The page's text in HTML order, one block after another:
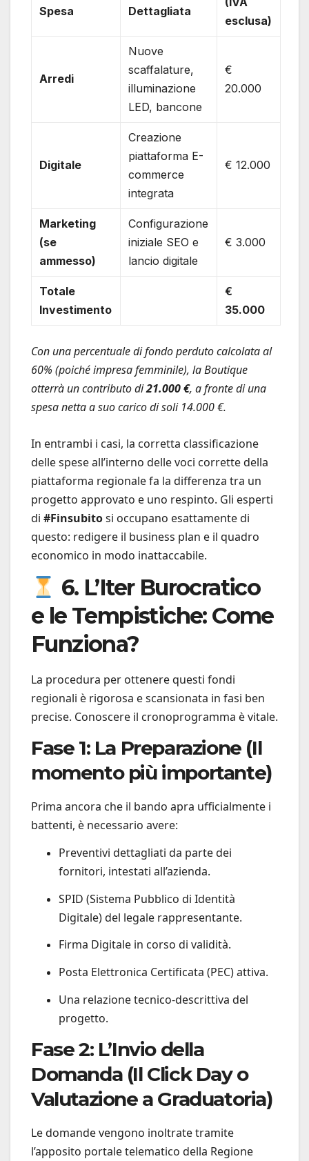
Spesa Dettagliata
esclusa)
Arredi
Nuove
scaffalature,
illuminazione
LED, bancone
€
20.000
Digitale
Creazione
piattaforma E-
commerce
integrata
€ 12.000
Marketing
(se
ammesso)
Configurazione
iniziale SEO e
lancio digitale
€ 3.000
Totale
Investimento
€
35.000
Con una percentuale di fondo perduto calcolata al
60% (poiché impresa femminile), la Boutique
otterrà un contributo di21.000 €, a fronte di una
spesa netta a suo carico di soli 14.000 €.
In entrambi i casi, la corretta classificazione
delle spese all’interno delle voci corrette della
piattaforma regionale fa la differenza tra un
progetto approvato e uno respinto. Gli esperti
di #Finsubitosi occupano esattamente di
questo: redigere il business plan e il quadro
economico in modo inattaccabile.
6. L’Iter Burocratico
e le Tempistiche: Come
Funziona?
La procedura per ottenere questi fondi
regionali è rigorosa e scansionata in fasi ben
precise. Conoscere il cronoprogramma è vitale.
Fase 1: La Preparazione (Il
momento più importante)
Prima ancora che il bando apra ufficialmente i
battenti, è necessario avere:
Preventivi dettagliati da parte dei
fornitori, intestati all’azienda.
SPID (Sistema Pubblico di Identità
Digitale) del legale rappresentante.
Firma Digitale in corso di validità.
Posta Elettronica Certificata (PEC) attiva.
Una relazione tecnico-descrittiva del
progetto.
Fase 2: L’Invio della
Domanda (Il Click Day o
Valutazione a Graduatoria)
Le domande vengono inoltrate tramite
l’apposito portale telematico della Regione